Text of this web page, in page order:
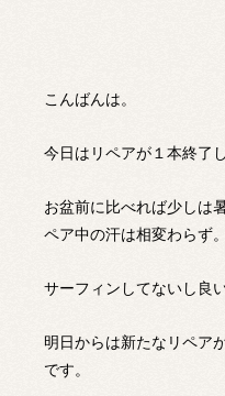
こんばんは。
今日はリペアが１本終了
お盆前に比べれば少しは
ペア中の汗は相変わらず。
サーフィンしてないし良
明日からは新たなリペア
です。